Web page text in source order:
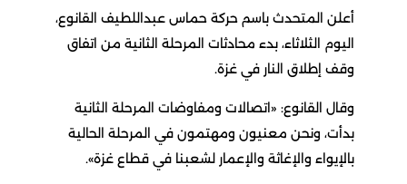
أعلن المتحدث باسم حركة حماس عبداللطيف القانوع،
اليوم الثلاثاء، بدء محادثات المرحلة الثانية من اتفاق
وقف إطلاق النار في غزة.
وقال القانوع: «اتصالات ومفاوضات المرحلة الثانية
بدأت، ونحن معنيون ومهتمون في المرحلة الحالية
بالإيواء والإغاثة والإعمار لشعبنا في قطاع غزة».